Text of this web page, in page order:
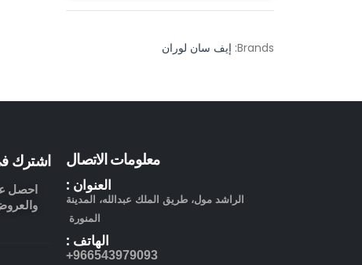
Brands: إيف سان لوران
معلومات الاتصال
العنوان :
الراشد مول، طريق الملك عبدالله، المدينة
المنورة
الهاتف :
966543979093+
اشترك
احصل